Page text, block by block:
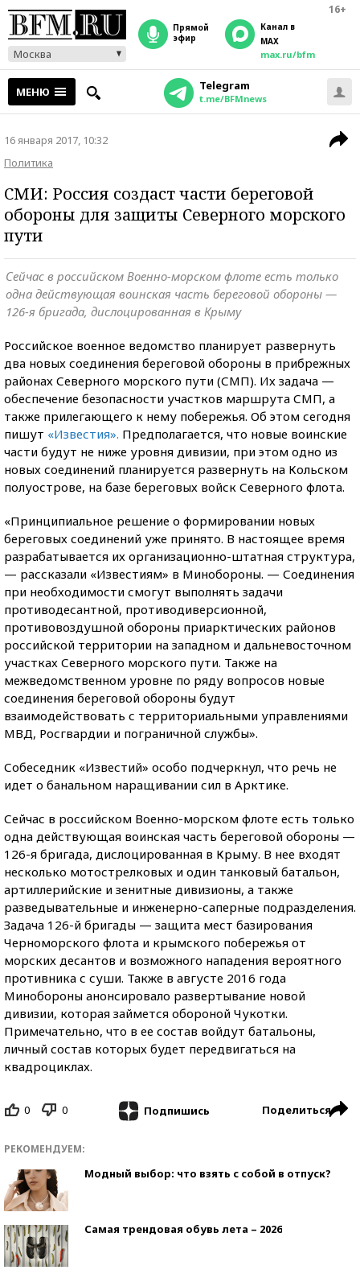
16+
Москва
прямой
эфир
Канал в
MAX
max.ru/bfm
МЕНЮ Telegram
t.me/BFMnews
16 января 2017, 10:32
Политика
СМИ: Россия создаст части береговой
обороны для защиты Северного морского
пути
Сейчас в российском Военно-морском флоте есть только
одна действующая воинская часть береговой обороны —
126-я бригада, дислоцированная в Крыму
Российское военное ведомство планирует развернуть
два новых соединения береговой обороны в прибрежных
районах Северного морского пути (СМП). Их задача —
обеспечение безопасности участков маршрута СМП, а
также прилегающего к нему побережья. Об этом сегодня
пишут «Известия». Предполагается, что новые воинские
части будут не ниже уровня дивизии, при этом одно из
новых соединений планируется развернуть на Кольском
полуострове, на базе береговых войск Северного флота.
«Принципиальное решение о формировании новых
береговых соединений уже принято. В настоящее время
разрабатывается их организационно-штатная структура,
— рассказали «Известиям» в Минобороны. — Соединения
при необходимости смогут выполнять задачи
противодесантной, противодиверсионной,
противовоздушной обороны приарктических районов
российской территории на западном и дальневосточном
участках Северного морского пути. Также на
межведомственном уровне по ряду вопросов новые
соединения береговой обороны будут
взаимодействовать с территориальными управлениями
МВД, Росгвардии и пограничной службы».
Собеседник «Известий» особо подчеркнул, что речь не
идет о банальном наращивании сил в Арктике.
Сейчас в российском Военно-морском флоте есть только
одна действующая воинская часть береговой обороны —
126-я бригада, дислоцированная в Крыму. В нее входят
несколько мотострелковых и один танковый батальон,
артиллерийские и зенитные дивизионы, а также
разведывательные и инженерно-саперные подразделения.
Задача 126-й бригады — защита мест базирования
Черноморского флота и крымского побережья от
морских десантов и возможного нападения вероятного
противника с суши. Также в августе 2016 года
Минобороны анонсировало развертывание новой
дивизии, которая займется обороной Чукотки.
Примечательно, что в ее состав войдут батальоны,
личный состав которых будет передвигаться на
квадроциклах.
0 0 Подпишись Поделиться
РЕКОМЕНДУЕМ:
Модный выбор: что взять с собой в отпуск?
Самая трендовая обувь лета – 2026